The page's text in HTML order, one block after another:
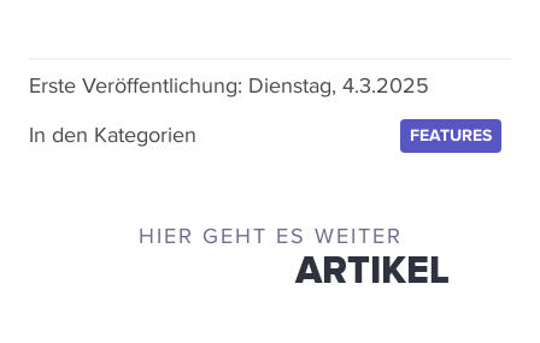
Erste Veröffentlichung: Dienstag, 4.3.2025
In den Kategorien
FEATURES
HIER GEHT ES WEITER
ARTIKEL